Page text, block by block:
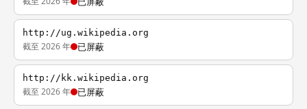
http://ug.wikipedia.org
截至 2026 年 已屏蔽
http://kk.wikipedia.org
截至 2026 年 已屏蔽